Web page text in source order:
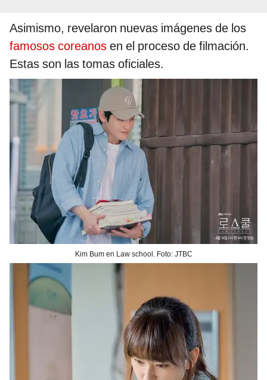
Asimismo, revelaron nuevas imágenes de los
famosos coreanos en el proceso de filmación.
Estas son las tomas oficiales.
Kim Bum en Law school. Foto: JTBC